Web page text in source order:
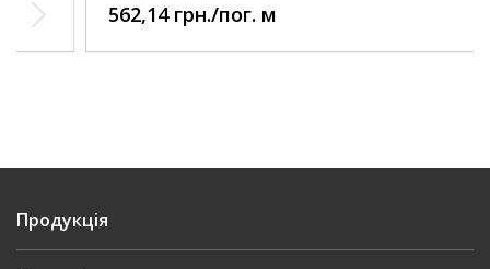
562,14 грн./пог. м
Продукція